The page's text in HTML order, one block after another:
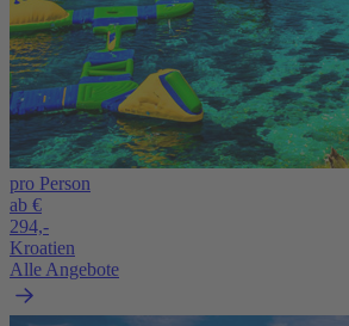
pro Person
ab €
294,-
Kroatien
Alle Angebote